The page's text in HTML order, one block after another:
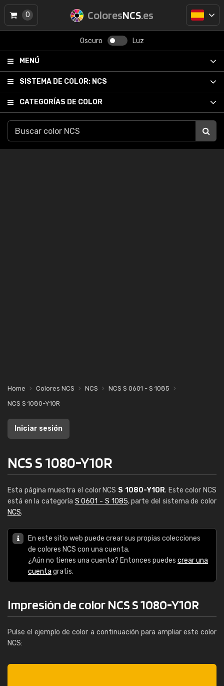
ColoresNCS.es
Oscuro Luz
MENÚ
SISTEMA DE COLOR: NCS
CATEGORÍAS DE COLOR
0
Home Colores NCS NCS
NCS S 0601 - S 1085
NCS S 1080-Y10R
Iniciar sesión
NCS S 1080-Y10R
Esta página muestra el color NCS S 1080-Y10R. Este color NCS
está en la categoría S 0601 - S 1085, parte del sistema de color
NCS.
En este sitio web puede crear sus propias colecciones
de colores NCS con una cuenta.
¿Aún no tienes una cuenta? Entonces puedes crear una
cuenta gratis.
Impresión de color NCS S 1080-Y10R
Pulse el ejemplo de color a continuación para ampliar este color
NCS: